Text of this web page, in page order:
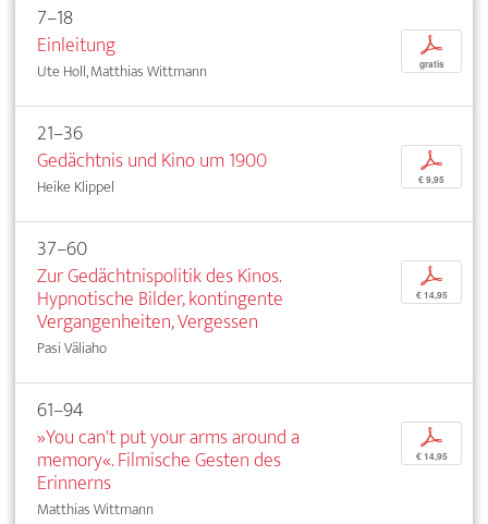
7–18
Einleitung
Ute Holl, Matthias Wittmann
p
gratis
21–36
Gedächtnis und Kino um 1900
Heike Klippel
p
€ 9,95
37–60
Zur Gedächtnispolitik des Kinos.
Hypnotische Bilder, kontingente
Vergangenheiten, Vergessen
Pasi Väliaho
p
€ 14,95
61–94
»You can't put your arms around a
memory«. Filmische Gesten des
Erinnerns
Matthias Wittmann
p
€ 14,95